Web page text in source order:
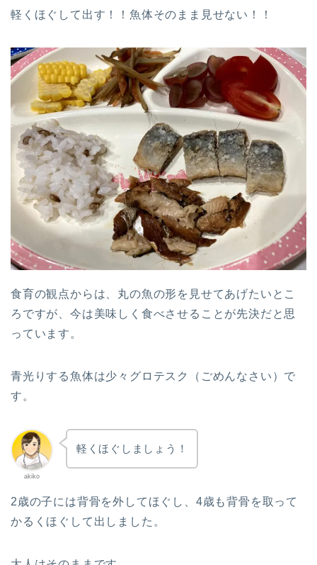
軽くほぐして出す！！魚体そのまま見せない！！
食育の観点からは、丸の魚の形を見せてあげたいとこ
ろですが、今は美味しく食べさせることが先決だと思
っています。
青光りする魚体は少々グロテスク（ごめんなさい）で
す。
akiko
軽くほぐしましょう！
2歳の子には背骨を外してほぐし、4歳も背骨を取って
かるくほぐして出しました。